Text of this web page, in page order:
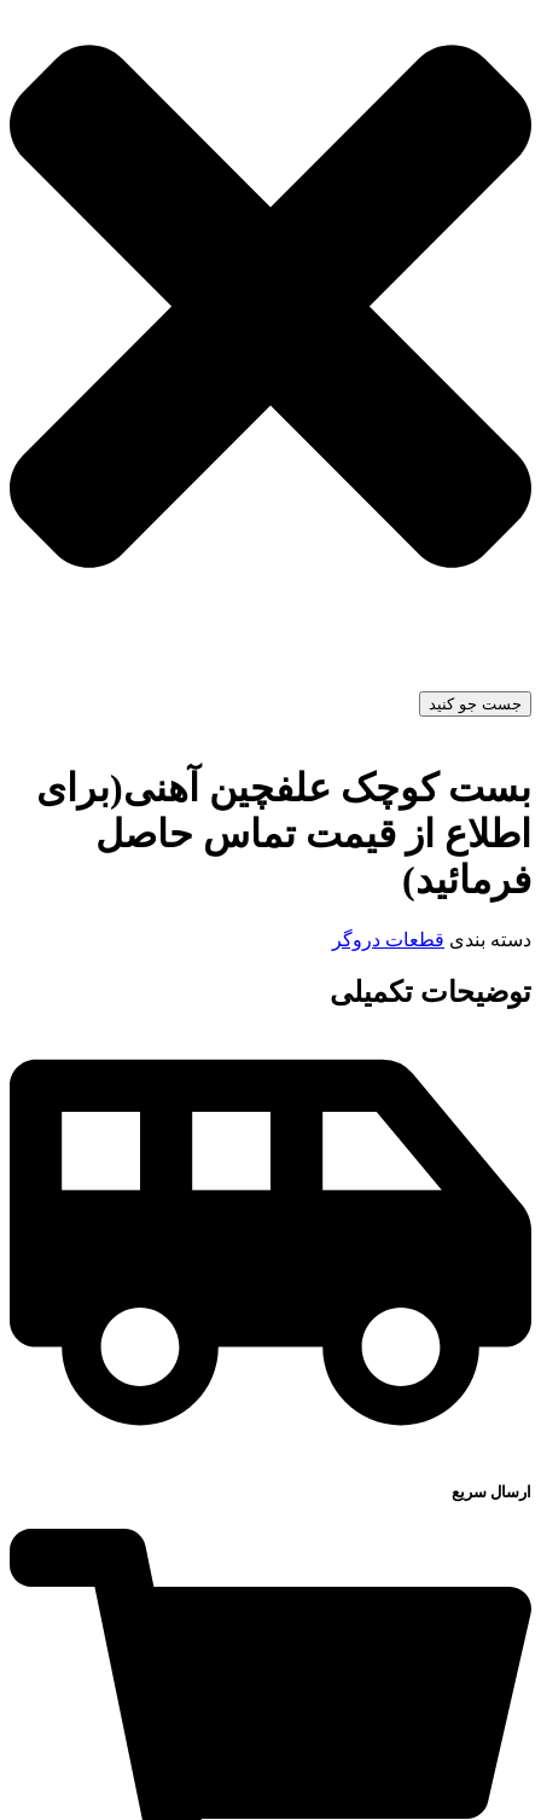
جست جو کنید
بست کوچک علفچین آهنی(برای
اطلاع از قیمت تماس حاصل
فرمائید)
دسته بندی قطعات دروگر
توضیحات تکمیلی
ارسال سریع